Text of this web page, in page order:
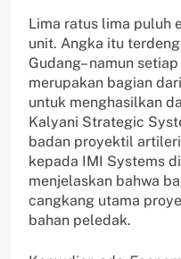
Lima ratus lima puluh
unit. Angka itu
Gudang– namun
merupakan bagian
untuk menghasilkan
Kalyani Strategic
badan proyektil
kepada IMI Systems
menjelaskan bahwa
cangkang utama
bahan peledak.